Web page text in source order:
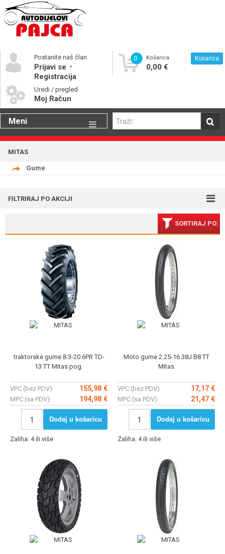
Postanite naš član
Prijavi se
Registracija
Uredi / pregled
Moj Račun
0 Košarica
0,00 €
Košarica
Meni
Gume
Katalog rezervnih dijelova
MITAS
Gume
FILTRIRAJ PO AKCIJI
SORTIRAJ PO:
traktorske gume 8.3-20 6PR TD-
13 TT Mitas pog.
VPC (bez PDV) 155,98 €
MPC (sa PDV) 194,98 €
Dodaj u košaricu
Zaliha: 4 ili više
Moto gume 2.25-16 38J B8 TT
Mitas
VPC (bez PDV) 17,17 €
MPC (sa PDV) 21,47 €
Dodaj u košaricu
Zaliha: 4 ili više